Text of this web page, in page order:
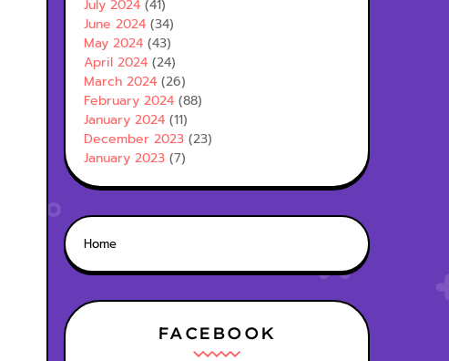
July 2024 (41)
June 2024 (34)
May 2024 (43)
April 2024 (24)
March 2024 (26)
February 2024 (88)
January 2024 (11)
December 2023 (23)
January 2023 (7)
Home
FACEBOOK